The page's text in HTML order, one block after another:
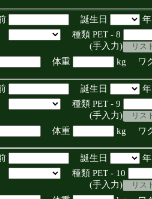
誕生日
種類 PET - 8
入力)
体重 kg ワ
誕生日
種類 PET - 9
入力)
体重 kg ワ
誕生日
種類 PET - 10
入力)